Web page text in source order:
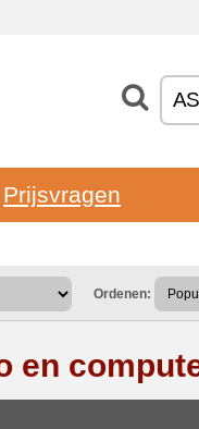
Prijsvragen
Ordenen:
en